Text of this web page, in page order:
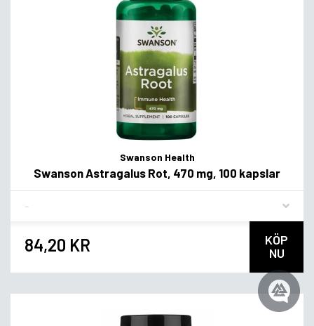
Swanson Health
Swanson Astragalus Rot, 470 mg, 100 kapslar
84,20 KR
KÖP
NU